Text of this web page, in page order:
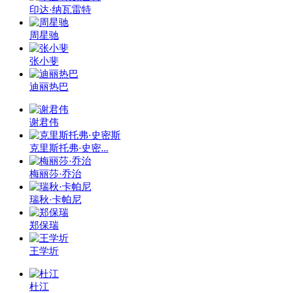
印达·纳瓦雷特
周星驰
张小斐
迪丽热巴
谢君伟
克里斯托弗·史密...
梅丽莎·乔治
瑞秋·卡帕尼
郑保瑞
王学圻
杜江